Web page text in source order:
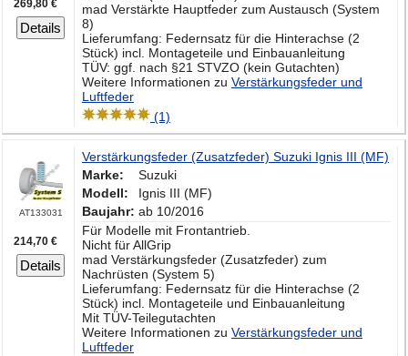
269,80 €
Details
mad Verstärkte Hauptfeder zum Austausch (System
8)
Lieferumfang: Federnsatz für die Hinterachse (2
Stück) incl. Montageteile und Einbauanleitung
TÜV: ggf. nach §21 STVZO (kein Gutachten)
Weitere Informationen zu Verstärkungsfeder und
Luftfeder
(1)
AT133031
214,70 €
Details
Verstärkungsfeder (Zusatzfeder) Suzuki Ignis III (MF)
Marke:
Suzuki
Modell:
Ignis III (MF)
Baujahr: ab 10/2016
Für Modelle mit Frontantrieb.
Nicht für AllGrip
mad Verstärkungsfeder (Zusatzfeder) zum
Nachrüsten (System 5)
Lieferumfang: Federnsatz für die Hinterachse (2
Stück) incl. Montageteile und Einbauanleitung
Mit TÜV-Teilegutachten
Weitere Informationen zu Verstärkungsfeder und
Luftfeder